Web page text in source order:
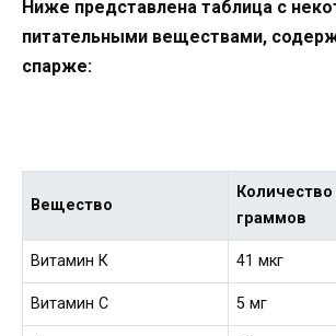
Ниже представлена таблица с
питательными веществами,
спарже:
Вещество
Количество
граммов
Витамин К 41 мкг
Витамин С 5 мг